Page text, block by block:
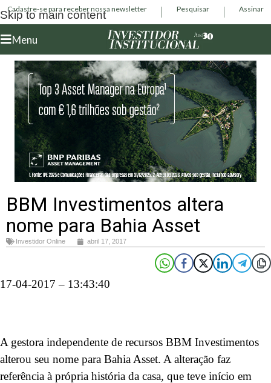
Skip to main content
Cadastre-se para receber nossa newsletter Pesquisar Assinar
Menu
BBM Investimentos altera
nome para Bahia Asset
Investidor Online abril 17, 2017
17-04-2017 – 13:43:40
A gestora independente de recursos BBM Investimentos
alterou seu nome para Bahia Asset. A alteração faz
referência à própria história da casa, que teve início em